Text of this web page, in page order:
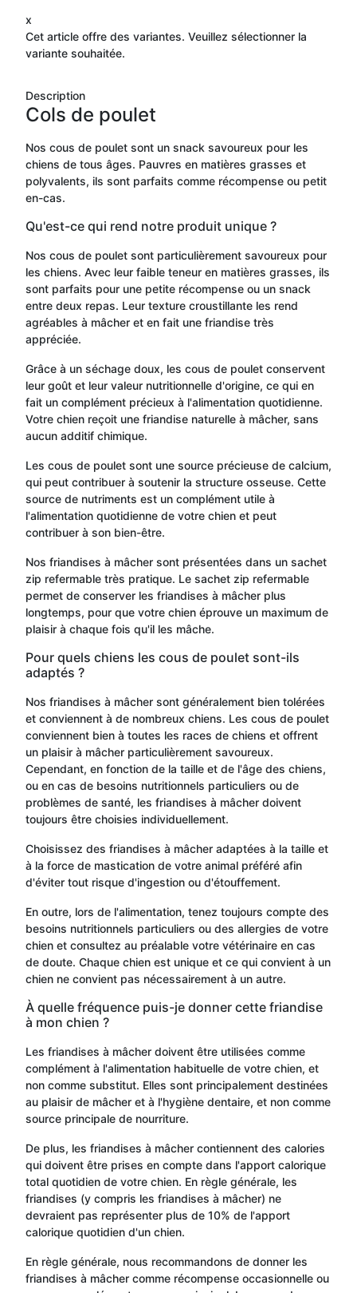
x
Cet article offre des variantes. Veuillez sélectionner la
variante souhaitée.
Description
Cols de poulet
Nos cous de poulet sont un snack savoureux pour les
chiens de tous âges. Pauvres en matières grasses et
polyvalents, ils sont parfaits comme récompense ou petit
en-cas.
Qu'est-ce qui rend notre produit unique ?
Nos cous de poulet sont particulièrement savoureux pour
les chiens. Avec leur faible teneur en matières grasses, ils
sont parfaits pour une petite récompense ou un snack
entre deux repas. Leur texture croustillante les rend
agréables à mâcher et en fait une friandise très
appréciée.
Grâce à un séchage doux, les cous de poulet conservent
leur goût et leur valeur nutritionnelle d'origine, ce qui en
fait un complément précieux à l'alimentation quotidienne.
Votre chien reçoit une friandise naturelle à mâcher, sans
aucun additif chimique.
Les cous de poulet sont une source précieuse de calcium,
qui peut contribuer à soutenir la structure osseuse. Cette
source de nutriments est un complément utile à
l'alimentation quotidienne de votre chien et peut
contribuer à son bien-être.
Nos friandises à mâcher sont présentées dans un sachet
zip refermable très pratique. Le sachet zip refermable
permet de conserver les friandises à mâcher plus
longtemps, pour que votre chien éprouve un maximum de
plaisir à chaque fois qu'il les mâche.
Pour quels chiens les cous de poulet sont-ils
adaptés ?
Nos friandises à mâcher sont généralement bien tolérées
et conviennent à de nombreux chiens. Les cous de poulet
conviennent bien à toutes les races de chiens et offrent
un plaisir à mâcher particulièrement savoureux.
Cependant, en fonction de la taille et de l'âge des chiens,
ou en cas de besoins nutritionnels particuliers ou de
problèmes de santé, les friandises à mâcher doivent
toujours être choisies individuellement.
Choisissez des friandises à mâcher adaptées à la taille et
à la force de mastication de votre animal préféré afin
d'éviter tout risque d'ingestion ou d'étouffement.
En outre, lors de l'alimentation, tenez toujours compte des
besoins nutritionnels particuliers ou des allergies de votre
chien et consultez au préalable votre vétérinaire en cas
de doute. Chaque chien est unique et ce qui convient à un
chien ne convient pas nécessairement à un autre.
À quelle fréquence puis-je donner cette friandise
à mon chien ?
Les friandises à mâcher doivent être utilisées comme
complément à l'alimentation habituelle de votre chien, et
non comme substitut. Elles sont principalement destinées
au plaisir de mâcher et à l'hygiène dentaire, et non comme
source principale de nourriture.
De plus, les friandises à mâcher contiennent des calories
qui doivent être prises en compte dans l'apport calorique
total quotidien de votre chien. En règle générale, les
friandises (y compris les friandises à mâcher) ne
devraient pas représenter plus de 10% de l'apport
calorique quotidien d'un chien.
En règle générale, nous recommandons de donner les
friandises à mâcher comme récompense occasionnelle ou